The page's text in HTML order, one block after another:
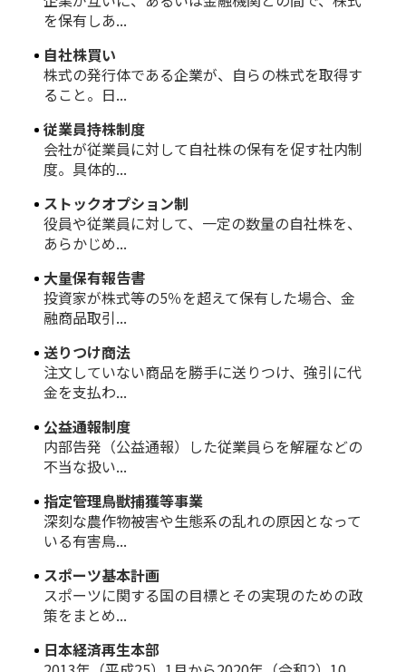
を保有しあ...
自社株買い
株式の発行体である企業が、自らの株式を取得す
ること。日...
従業員持株制度
会社が従業員に対して自社株の保有を促す社内制
度。具体的...
ストックオプション制
役員や従業員に対して、一定の数量の自社株を、
あらかじめ...
大量保有報告書
投資家が株式等の5％を超えて保有した場合、金
融商品取引...
送りつけ商法
注文していない商品を勝手に送りつけ、強引に代
金を支払わ...
公益通報制度
内部告発（公益通報）した従業員らを解雇などの
不当な扱い...
指定管理鳥獣捕獲等事業
深刻な農作物被害や生態系の乱れの原因となって
いる有害鳥...
スポーツ基本計画
スポーツに関する国の目標とその実現のための政
策をまとめ...
日本経済再生本部